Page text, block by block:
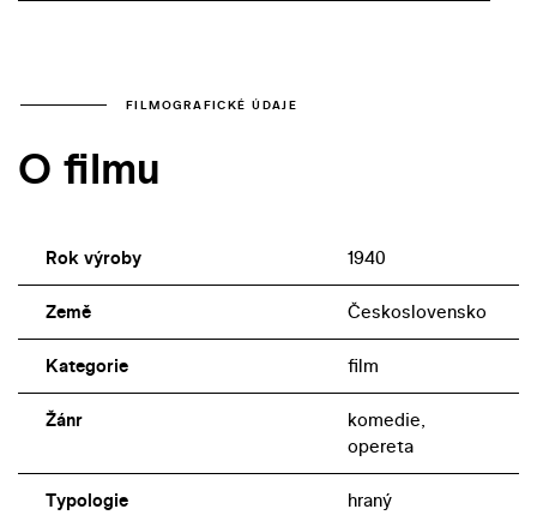
FILMOGRAFICKÉ ÚDAJE
O filmu
Rok výroby 1940
Země Československo
Kategorie film
Žánr
komedie,
opereta
Typologie hraný